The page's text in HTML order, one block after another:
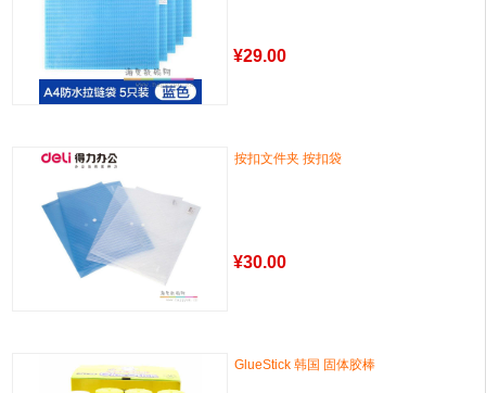
¥29.00
按扣文件夹 按扣袋
¥30.00
GlueStick 韩国 固体胶棒